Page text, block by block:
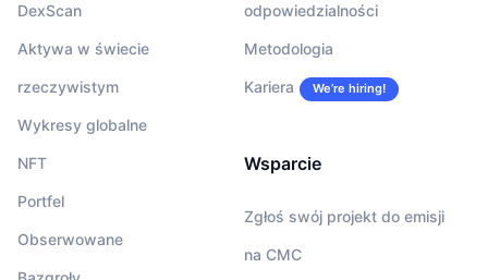
DexScan
Aktywa w świecie
rzeczywistym
Wykresy globalne
NFT
Portfel
Obserwowane
odpowiedzialności
Metodologia
Kariera We’re hiring!
Wsparcie
Zgłoś swój projekt do emisji
na CMC